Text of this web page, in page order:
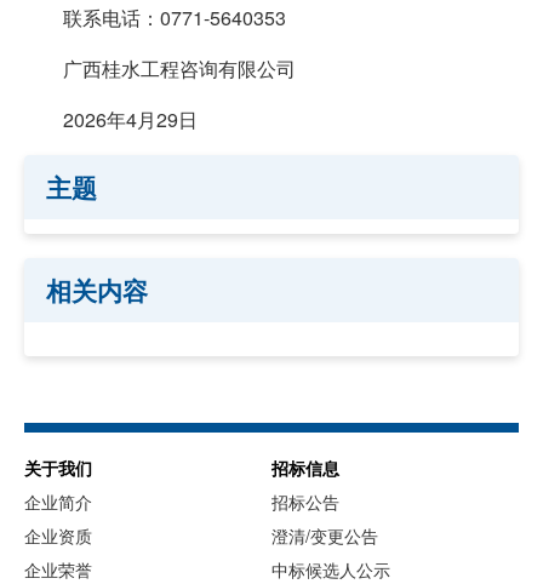
联系电话：0771-5640353
广西桂水工程咨询有限公司
2026年4月29日
主题
相关内容
关于我们
企业简介
企业资质
企业荣誉
招标信息
招标公告
澄清/变更公告
中标候选人公示